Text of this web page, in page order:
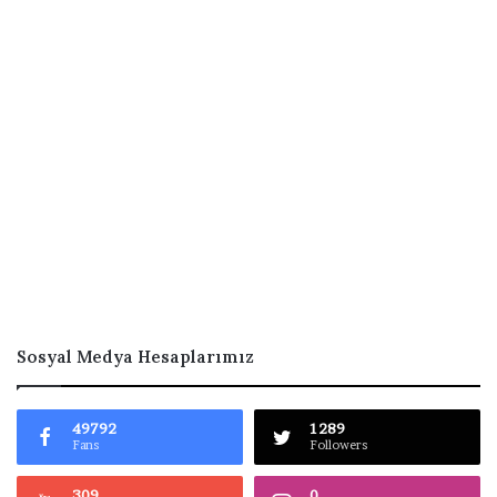
Sosyal Medya Hesaplarımız
49792
Fans
1289
Followers